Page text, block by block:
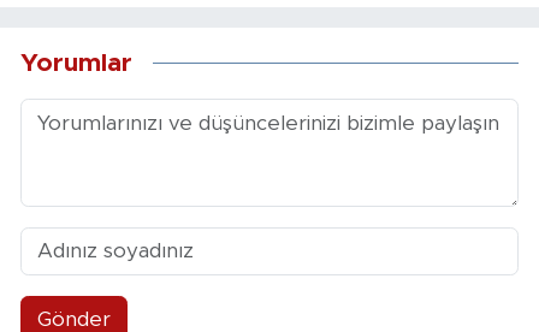
Yorumlar
Gönder